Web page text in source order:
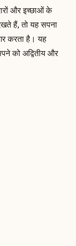
और इच्छाओं के
हैं, तो यह सपना
करता है। यह
को अद्वितीय और